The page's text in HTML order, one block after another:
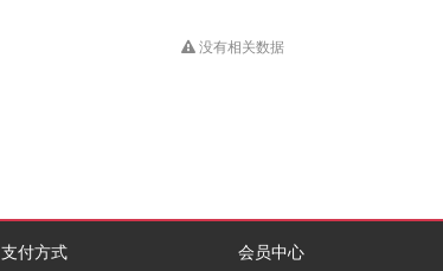
没有相关数据
支付方式 会员中心